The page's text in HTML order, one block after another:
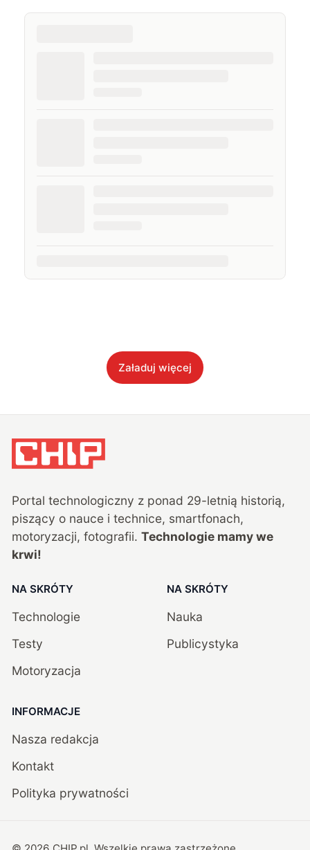
Załaduj więcej
Portal technologiczny z ponad 29-letnią historią,
piszący o nauce i technice, smartfonach,
motoryzacji, fotografii. Technologie mamy we
krwi!
NA SKRÓTY
Technologie
Testy
Motoryzacja
NA SKRÓTY
Nauka
Publicystyka
INFORMACJE
Nasza redakcja
Kontakt
Polityka prywatności